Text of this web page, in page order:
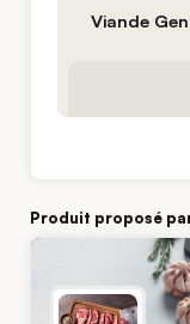
Viande
Produit proposé